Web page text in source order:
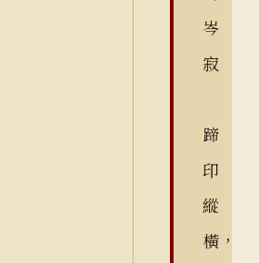
岑
寂
蹄
印
縱
橫，